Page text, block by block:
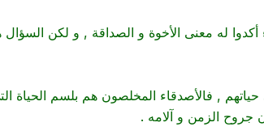
له معنى الأخوة و الصداقة , و لكن السؤال
, فالأصدقاء المخلصون هم بلسم الحياة
جروح الزمن و آلامه .